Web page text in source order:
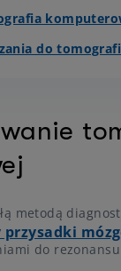
do
metodą
do